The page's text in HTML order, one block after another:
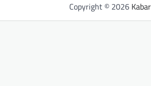
Copyright © 2026